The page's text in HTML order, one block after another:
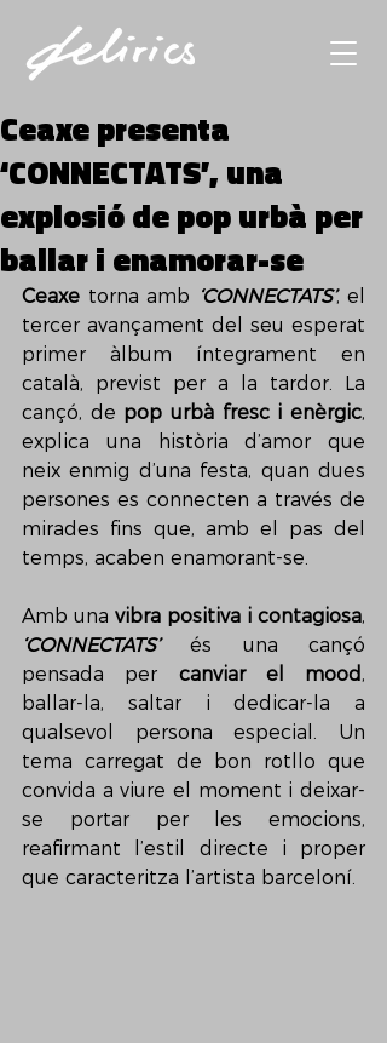
Ceaxe presenta
‘CONNECTATS’, una
explosió de pop urbà per
ballar i enamorar-se
Ceaxe torna amb ‘CONNECTATS’, el
tercer avançament del seu esperat
primer àlbum íntegrament en
català, previst per a la tardor. La
cançó, de pop urbà fresc i enèrgic,
explica una història d’amor que
neix enmig d’una festa, quan dues
persones es connecten a través de
mirades fins que, amb el pas del
temps, acaben enamorant-se.
Amb una vibra positiva i contagiosa
‘CONNECTATS’ és una cançó
pensada per canviar el mood ,
ballar-la, saltar i dedicar-la a
qualsevol persona especial. Un
tema carregat de bon rotllo que
convida a viure el moment i deixar-
se portar per les emocions,
reafirmant l’estil directe i proper
que caracteritza l’artista barceloní.